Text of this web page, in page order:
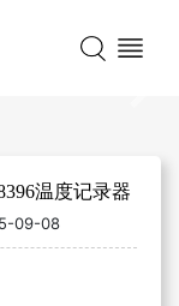
温度记录器
09-08